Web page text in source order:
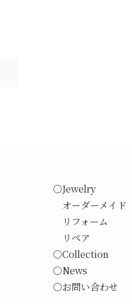
○Jewelry
オーダーメイド
リフォーム
リペア
○Collection
○News
○お問い合わせ